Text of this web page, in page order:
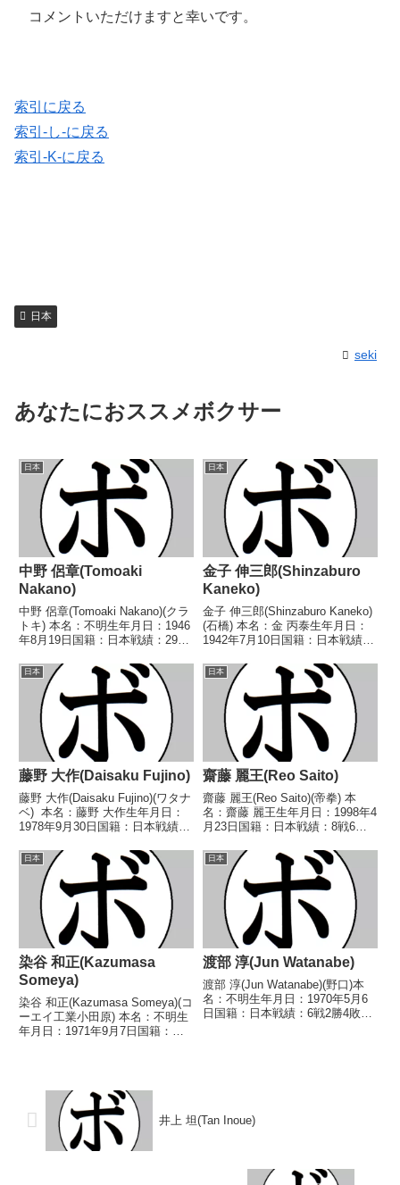
コメントいただけますと幸いです。
索引に戻る
索引-し-に戻る
索引-K-に戻る
日本
seki
あなたにおススメボクサー
日本
中野 侶章(Tomoaki
Nakano)
中野 侶章(Tomoaki Nakano)(クラ
トキ) 本名：不明生年月日：1946
年8月19日国籍：日本戦績：29戦
ル】なし 【戦歴】1964/09/28
○3RTKO 岩本 敏夫(大阪帝
拳)196...
日本
金子 伸三郎(Shinzaburo
Kaneko)
金子 伸三郎(Shinzaburo Kaneko)
(石橋) 本名：金 丙泰生年月日：
1942年7月10日国籍：日本戦績：
イトル】なし 【戦歴】
1966/03/11 ○4R判定 (採点不
明) 荒井 貴...
日本
藤野 大作(Daisaku Fujino)
藤野 大作(Daisaku Fujino)(ワタナ
ベ) 本名：藤野 大作生年月日：
1978年9月30日国籍：日本戦績：
トル】なし 【戦歴】
2002/02/05 △4R判定 0-1(38-
39、38...
日本
齋藤 麗王(Reo Saito)
齋藤 麗王(Reo Saito)(帝拳) 本
名：齋藤 麗王生年月日：1998年4
月23日国籍：日本戦績：8戦6勝
年度高校選抜ライト級優勝(アマ
チュア)2015年度高校選抜ライト
級優勝(アマチュア)20...
日本
染谷 和正(Kazumasa
Someya)
染谷 和正(Kazumasa Someya)(コ
ーエイ工業小田原) 本名：不明生
年月日：1971年9月7日国籍：日
不明) 武田 利晴...
日本
渡部 淳(Jun Watanabe)
渡部 淳(Jun Watanabe)(野口)本
名：不明生年月日：1970年5月6
日国籍：日本戦績：6戦2勝4敗
井上 坦(Tan Inoue)